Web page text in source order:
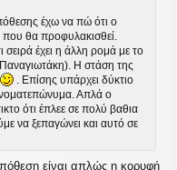
έχω να πώ ότι ο
θα προφυλακισθεί.
σειρά έχει η άλλη ρομά με το
Η στάση της
. Επίσης υπάρχει δύκτιο
Απλά ο
ότι έπλεε σε πολύ βαθια
να ξεπαγώνει και αυτό σε
είναι απλώς η κορυφή